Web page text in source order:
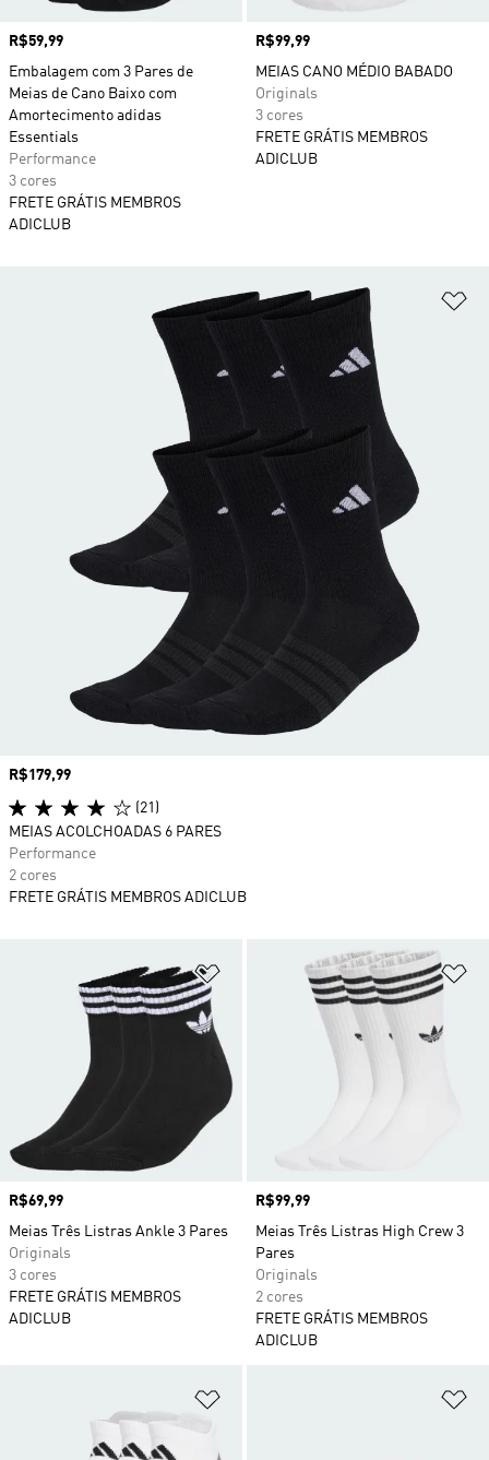
Preço
R$59,99
Embalagem com 3 Pares de
Meias de Cano Baixo com
Amortecimento adidas
Essentials
Performance
3 cores
FRETE GRÁTIS MEMBROS
ADICLUB
Preço
R$99,99
MEIAS CANO MÉDIO BABADO
Originals
3 cores
FRETE GRÁTIS MEMBROS
ADICLUB
Adicionar à Lista de Desejos
Preço
R$69,99
Meias Três Listras Ankle 3 Pares
Originals
3 cores
FRETE GRÁTIS MEMBROS
ADICLUB
Preço
R$99,99
Meias Três Listras High Crew 3
Pares
Originals
2 cores
FRETE GRÁTIS MEMBROS
ADICLUB
Preço
R$179,99
(21)
MEIAS ACOLCHOADAS 6 PARES
Performance
2 cores
FRETE GRÁTIS MEMBROS ADICLUB